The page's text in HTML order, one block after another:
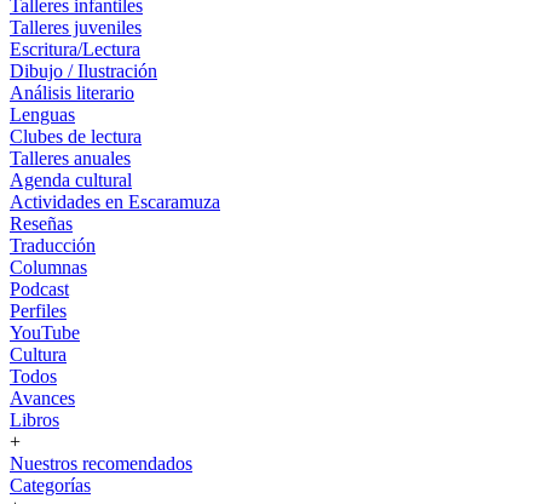
Talleres infantiles
Talleres juveniles
Escritura/Lectura
Dibujo / Ilustración
Análisis literario
Lenguas
Clubes de lectura
Talleres anuales
Agenda cultural
Actividades en Escaramuza
Reseñas
Traducción
Columnas
Podcast
Perfiles
YouTube
Cultura
Todos
Avances
Libros
+
Nuestros recomendados
Categorías